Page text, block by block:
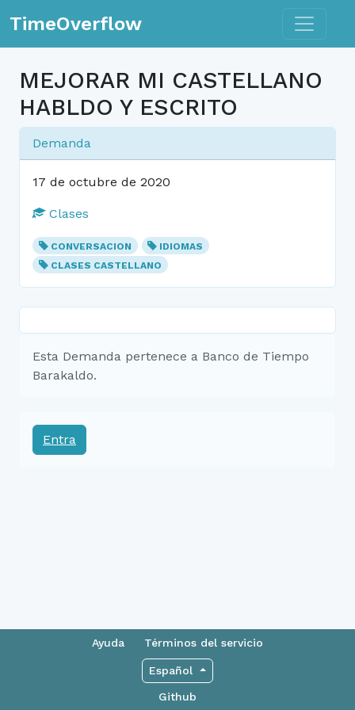
TimeOverflow Toggle
MEJORAR MI CASTELLANO
HABLDO Y ESCRITO
Demanda
17 de octubre de 2020
Clases
CONVERSACION
IDIOMAS
CLASES CASTELLANO
Esta Demanda pertenece a Banco de Tiempo
Barakaldo.
Entra
Ayuda Términos del servicio
Español
Github